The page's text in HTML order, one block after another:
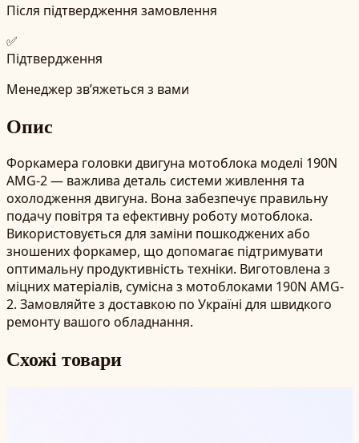
Після підтвердження замовлення
✅
Підтвердження
Менеджер зв’яжеться з вами
Опис
Форкамера головки двигуна мотоблока моделі 190N
AMG-2 — важлива деталь системи живлення та
охолодження двигуна. Вона забезпечує правильну
подачу повітря та ефективну роботу мотоблока.
Використовується для заміни пошкоджених або
зношених форкамер, що допомагає підтримувати
оптимальну продуктивність техніки. Виготовлена з
міцних матеріалів, сумісна з мотоблоками 190N AMG-
2. Замовляйте з доставкою по Україні для швидкого
ремонту вашого обладнання.
Схожі товари